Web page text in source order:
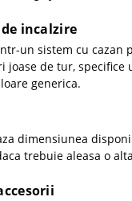
incalzire
un sistem cu cazan
de tur,
generica.
dimensiunea
trebuie aleasa o